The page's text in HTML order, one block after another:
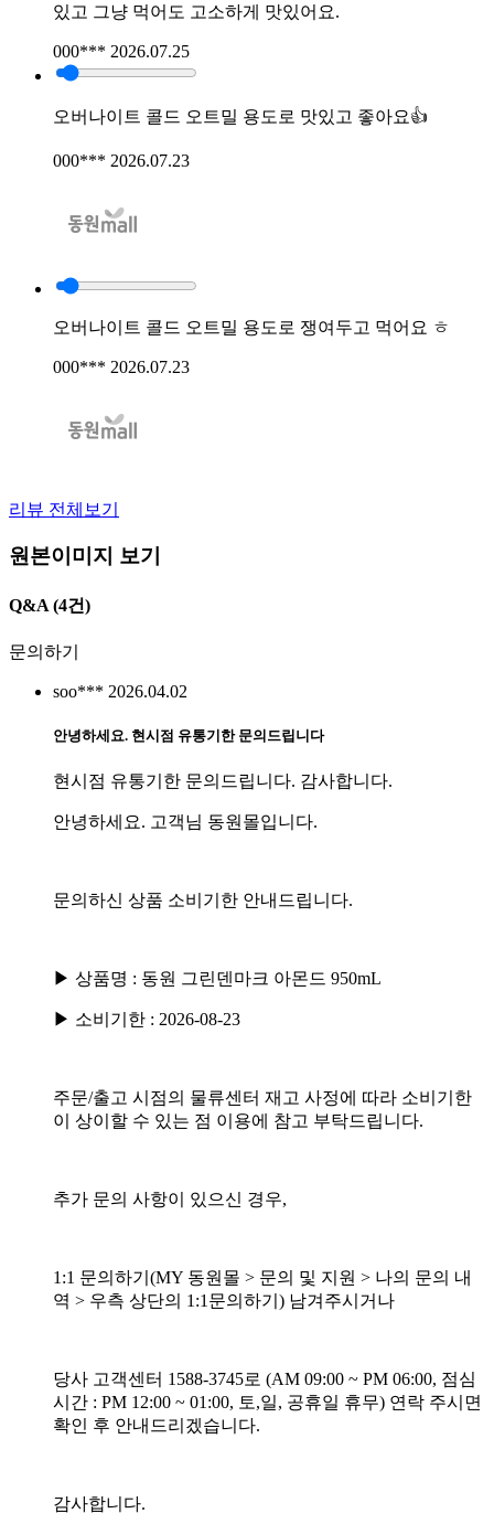
있고 그냥 먹어도 고소하게 맛있어요.
000*** 2026.07.25
오버나이트 콜드 오트밀 용도로 맛있고 좋아요👍
000*** 2026.07.23
오버나이트 콜드 오트밀 용도로 쟁여두고 먹어요 ㅎ
000*** 2026.07.23
리뷰 전체보기
원본이미지 보기
Q&A (4건)
문의하기
soo*** 2026.04.02
안녕하세요. 현시점 유통기한 문의드립니다
현시점 유통기한 문의드립니다. 감사합니다.
안녕하세요. 고객님 동원몰입니다.
문의하신 상품 소비기한 안내드립니다.
▶ 상품명 : 동원 그린덴마크 아몬드 950mL
▶ 소비기한 : 2026-08-23
주문/출고 시점의 물류센터 재고 사정에 따라 소비기한
이 상이할 수 있는 점 이용에 참고 부탁드립니다.
추가 문의 사항이 있으신 경우,
1:1 문의하기(MY 동원몰 > 문의 및 지원 > 나의 문의 내
역 > 우측 상단의 1:1문의하기) 남겨주시거나
당사 고객센터 1588-3745로 (AM 09:00 ~ PM 06:00, 점심
시간 : PM 12:00 ~ 01:00, 토,일, 공휴일 휴무) 연락 주시면
확인 후 안내드리겠습니다.
감사합니다.